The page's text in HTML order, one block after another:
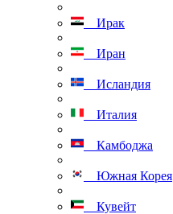
Ирак
Иран
Исландия
Италия
Камбоджа
Южная Корея
Кувейт